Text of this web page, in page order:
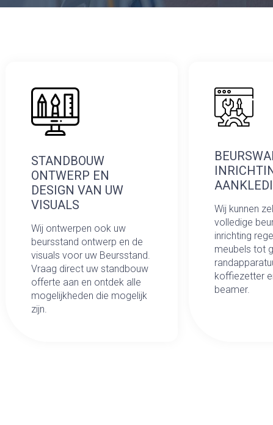
STANDBOUW
ONTWERP EN
DESIGN VAN UW
VISUALS
Wij ontwerpen ook uw
beursstand ontwerp en de
visuals voor uw Beursstand.
Vraag direct uw standbouw
offerte aan en ontdek alle
mogelijkheden die mogelijk
zijn.
Wij kunnen
volledige
inrichting
meubels tot
koffiezetter
beamer.